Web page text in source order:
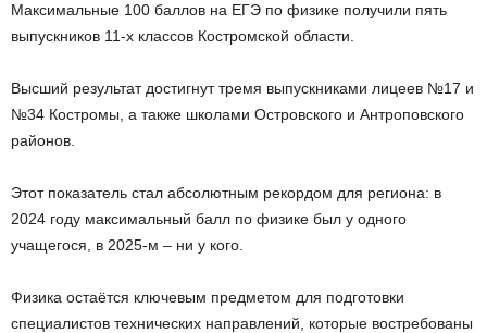
Максимальные 100 баллов на ЕГЭ по физике получили пять
выпускников 11-х классов Костромской области.
Высший результат достигнут тремя выпускниками лицеев №17 и
№34 Костромы, а также школами Островского и Антроповского
районов.
Этот показатель стал абсолютным рекордом для региона: в
2024 году максимальный балл по физике был у одного
учащегося, в 2025-м – ни у кого.
Физика остаётся ключевым предметом для подготовки
специалистов технических направлений, которые востребованы